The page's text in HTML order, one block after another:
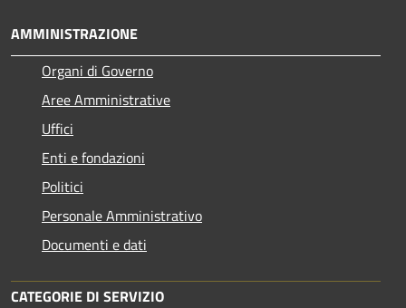
AMMINISTRAZIONE
Organi di Governo
Aree Amministrative
Uffici
Enti e fondazioni
Politici
Personale Amministrativo
Documenti e dati
CATEGORIE DI SERVIZIO